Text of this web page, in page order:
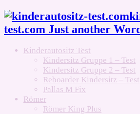
test.com Just another
Kinderautositz Test
Kindersitz Gruppe 1 – Test
Kindersitz Gruppe 2 – Test
Reboarder Kindersitz – Test
Pallas M Fix
Römer
Römer King Plus